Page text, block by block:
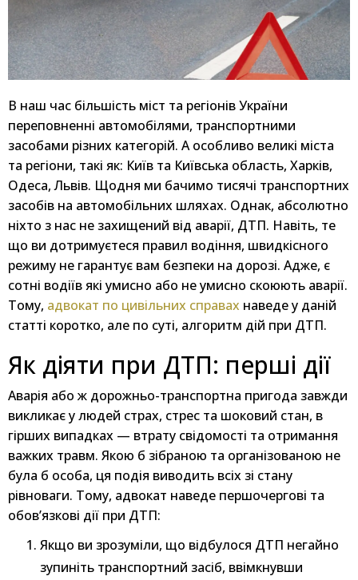
В наш час більшість міст та регіонів України
переповненні автомобілями, транспортними
засобами різних категорій. А особливо великі міста
та регіони, такі як: Київ та Київська область, Харків,
Одеса, Львів. Щодня ми бачимо тисячі транспортних
засобів на автомобільних шляхах. Однак, абсолютно
ніхто з нас не захищений від аварії, ДТП. Навіть, те
що ви дотримуєтеся правил водіння, швидкісного
режиму не гарантує вам безпеки на дорозі. Адже, є
сотні водіїв які умисно або не умисно скоюють аварії.
Тому, адвокат по цивільних справах наведе у даній
статті коротко, але по суті, алгоритм дій при ДТП.
Як діяти при ДТП: перші дії
Аварія або ж дорожньо-транспортна пригода завжди
викликає у людей страх, стрес та шоковий стан, в
гірших випадках — втрату свідомості та отримання
важких травм. Якою б зібраною та організованою не
була б особа, ця подія виводить всіх зі стану
рівноваги. Тому, адвокат наведе першочергові та
обов’язкові дії при ДТП:
Якщо ви зрозуміли, що відбулося ДТП негайно
зупиніть транспортний засіб, ввімкнувши